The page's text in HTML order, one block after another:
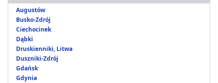
Augustów
Busko-Zdrój
Ciechocinek
Dąbki
Druskienniki, Litwa
Duszniki-Zdrój
Gdańsk
Gdynia